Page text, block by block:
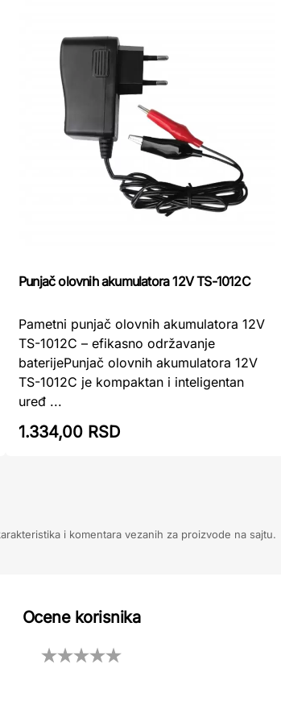
Punjač olovnih akumulatora 12V TS-1012C
Pametni punjač olovnih akumulatora 12V
TS-1012C – efikasno održavanje
baterijePunjač olovnih akumulatora 12V
TS-1012C je kompaktan i inteligentan
uređ ...
1.334,00 RSD
i komentara vezanih za proizvode na sajtu.
Ocene korisnika